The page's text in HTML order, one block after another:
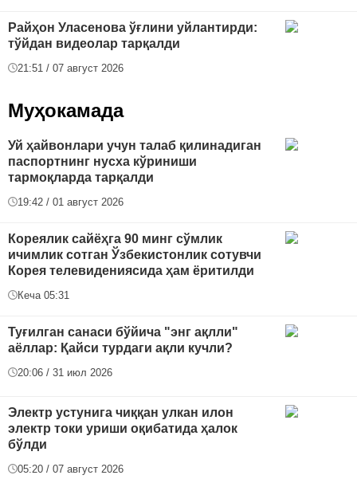
Райҳон Уласенова ўғлини уйлантирди:
тўйдан видеолар тарқалди
21:51 / 07 август 2026
Муҳокамада
Уй ҳайвонлари учун талаб қилинадиган
паспортнинг нусха кўриниши
тармоқларда тарқалди
19:42 / 01 август 2026
Кореялик сайёҳга 90 минг сўмлик
ичимлик сотган Ўзбекистонлик сотувчи
Корея телевидениясида ҳам ёритилди
Кеча 05:31
Туғилган санаси бўйича "энг ақлли"
аёллар: Қайси турдаги ақли кучли?
20:06 / 31 июл 2026
Электр устунига чиққан улкан илон
электр токи уриши оқибатида ҳалок
бўлди
05:20 / 07 август 2026